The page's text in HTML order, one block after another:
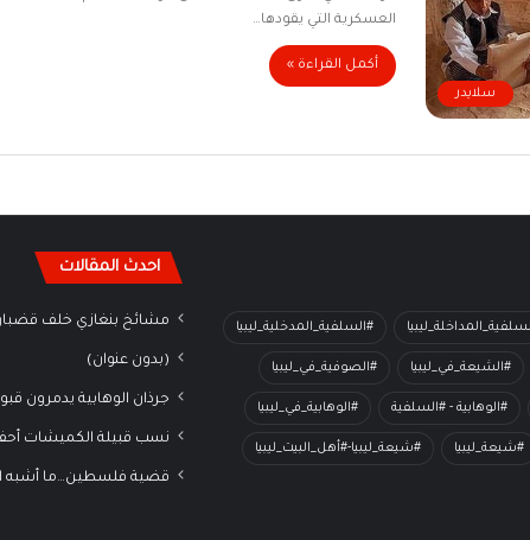
سلايدر
العسكرية التي يقودها…
أكمل القراءة »
#السلفية_المدخلية_ليبيا
#الشيعة_في_ليبيا #الصوفية_في_ليبيا
#الوهابية - #السلفية #الوهابية_في_ليبيا
#شيعة_ليبيا #شيعة_ليبيا-#أهل_البيت_ليبيا
احدث المقالات
مشائخ بنغازي خلف
(بدون عنوان)
جرذان الوهابية يدمرون
نسب قبيلة الكميشات
قضية فلسطين…ما أشبه